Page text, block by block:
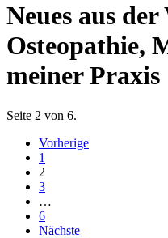
Neues aus
Osteopathie,
meiner Praxis
Seite 2 von 6.
Vorherige
1
2
3
…
6
Nächste